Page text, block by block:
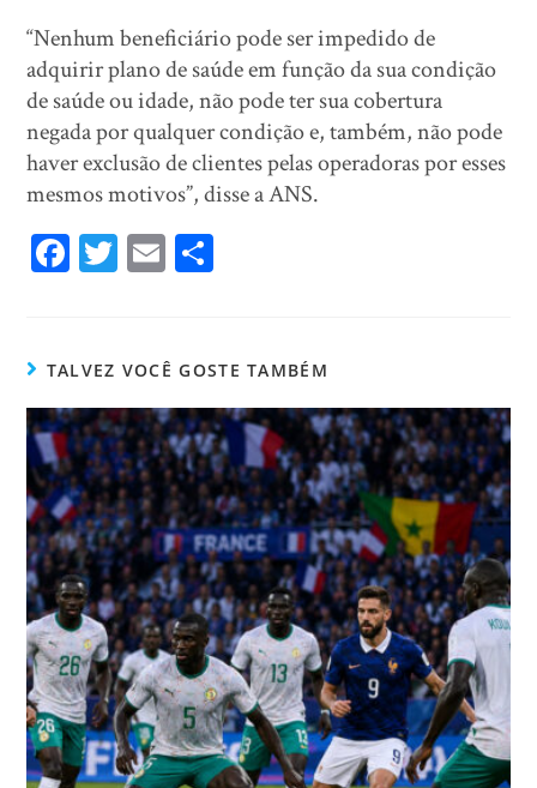
“Nenhum beneficiário pode ser impedido de
adquirir plano de saúde em função da sua condição
de saúde ou idade, não pode ter sua cobertura
negada por qualquer condição e, também, não pode
haver exclusão de clientes pelas operadoras por esses
mesmos motivos”, disse a ANS.
Fa
ok
T
er
E
TALVEZ VOCÊ GOSTE TAMBÉM